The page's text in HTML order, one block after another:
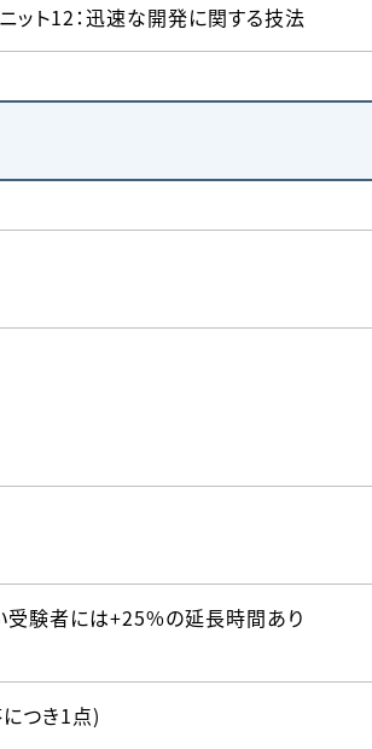
ット12：迅速な開発に関する技法
験者には+25%の延長時間あり
つき1点)